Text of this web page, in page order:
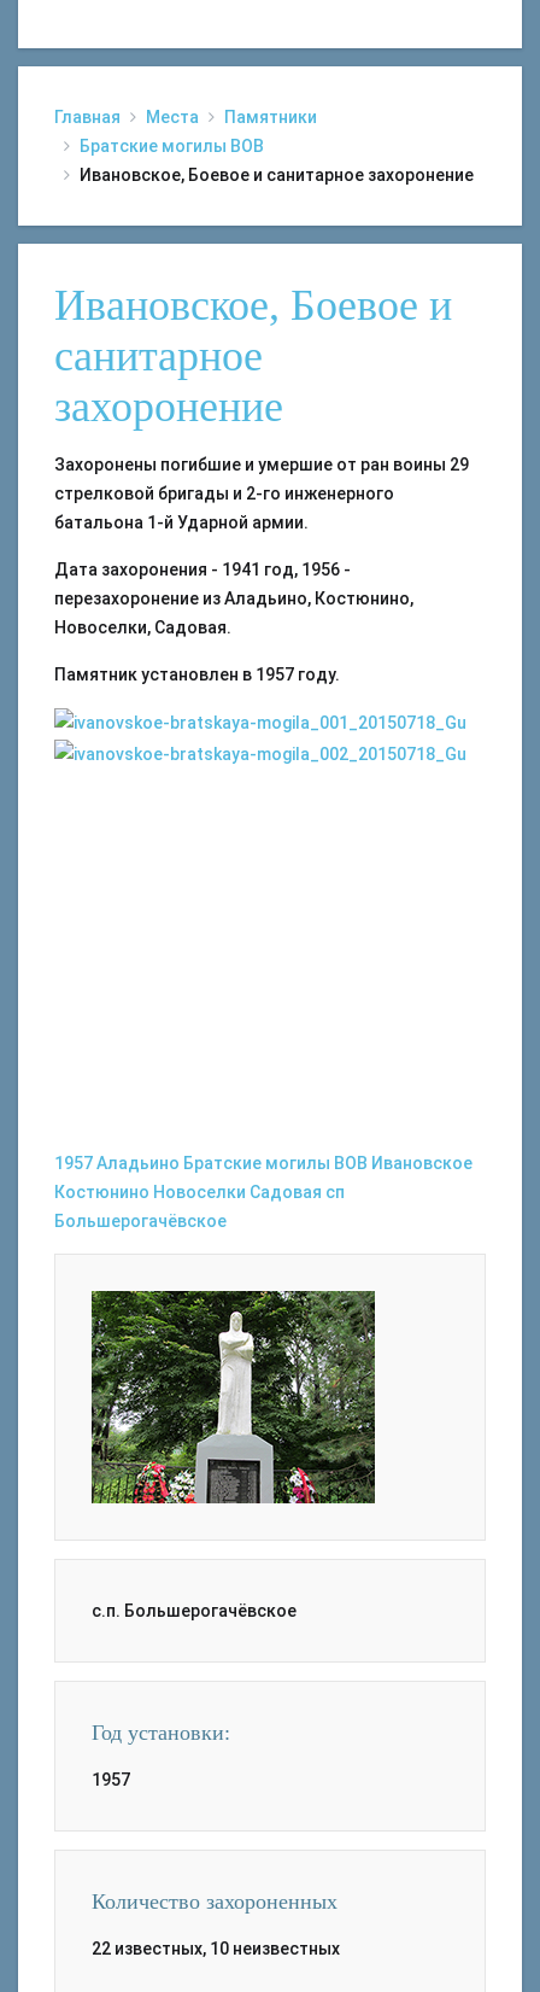
Главная Места
Памятники
Братские могилы ВОВ
Ивановское, Боевое и санитарное захоронение
Ивановское, Боевое и
санитарное
захоронение
Захоронены погибшие и умершие от ран воины 29
стрелковой бригады и 2-го инженерного
батальона 1-й Ударной армии.
Дата захоронения - 1941 год, 1956 -
перезахоронение из Аладьино, Костюнино,
Новоселки, Садовая.
Памятник установлен в 1957 году.
1957Аладьино Братские могилы ВОВ Ивановское
Костюнино Новоселки Садовая сп
Большерогачёвское
с.п. Большерогачёвское
Год установки:
1957
Количество захороненных
22 известных, 10 неизвестных